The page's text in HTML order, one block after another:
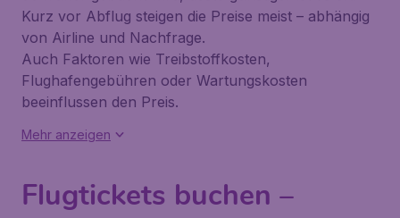
Kurz vor Abflug steigen die Preise meist – abhängig
von Airline und Nachfrage.
Auch Faktoren wie Treibstoffkosten,
Flughafengebühren oder Wartungskosten
beeinflussen den Preis.
Mehr anzeigen
Flugtickets buchen –